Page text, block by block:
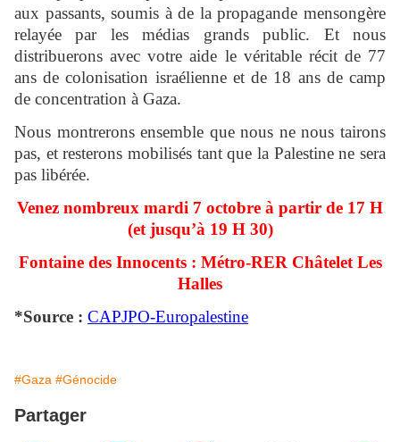
aux passants, soumis à de la propagande mensongère
relayée par les médias grands public. Et nous
distribuerons avec votre aide le véritable récit de 77
ans de colonisation israélienne et de 18 ans de camp
de concentration à Gaza.
Nous montrerons ensemble que nous ne nous tairons
pas, et resterons mobilisés tant que la Palestine ne sera
pas libérée.
Venez nombreux mardi 7 octobre à partir de 17 H
(et jusqu’à 19 H 30)
Fontaine des Innocents : Métro-RER Châtelet Les
Halles
*Source : CAPJPO-Europalestine
#Gaza #Génocide
Partager